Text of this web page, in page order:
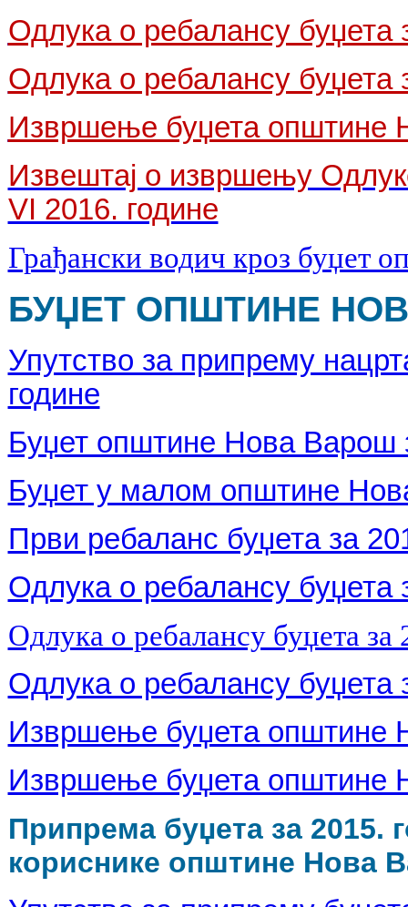
Одлука о ребалансу буџета
Одлука о ребалансу буџета
Извршење буџета општине
Извештај о извршењу
VI 2016. године
Грађански водич кроз буџет
БУЏЕТ ОПШТИНЕ
Упутство за припрему
године
Буџет општине Нова Варош
Буџет у малом општине
Први ребаланс буџета за
Одлука о ребалансу буџета
Одлука о ребалансу буџета
Одлука о ребалансу буџета
Извршење буџета општине
Извршење буџета општине
Припрема буџета за 2015.
кориснике општине Нова